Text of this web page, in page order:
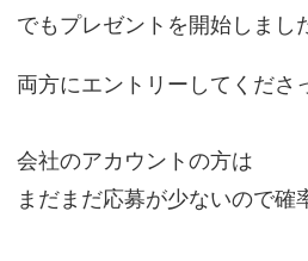
でもプレゼントを開始しまし
両方にエントリーしてくださ
会社のアカウントの方は
まだまだ応募が少ないので確